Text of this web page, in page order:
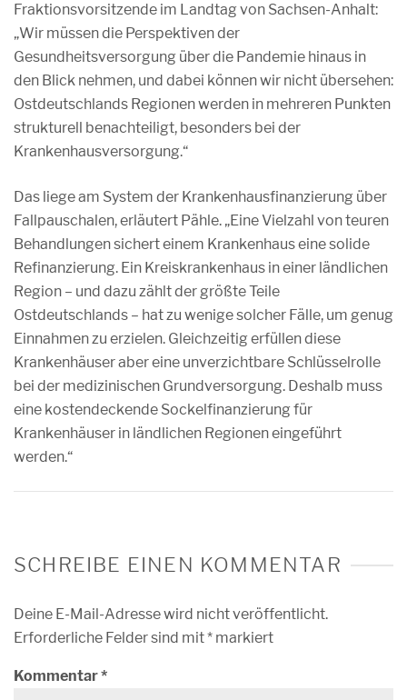
Fraktionsvorsitzende im Landtag von Sachsen-Anhalt:
„Wir müssen die Perspektiven der
Gesundheitsversorgung über die Pandemie hinaus in
den Blick nehmen, und dabei können wir nicht übersehen:
Ostdeutschlands Regionen werden in mehreren Punkten
strukturell benachteiligt, besonders bei der
Krankenhausversorgung.“
Das liege am System der Krankenhausfinanzierung über
Fallpauschalen, erläutert Pähle. „Eine Vielzahl von teuren
Behandlungen sichert einem Krankenhaus eine solide
Refinanzierung. Ein Kreiskrankenhaus in einer ländlichen
Region – und dazu zählt der größte Teile
Ostdeutschlands – hat zu wenige solcher Fälle, um genug
Einnahmen zu erzielen. Gleichzeitig erfüllen diese
Krankenhäuser aber eine unverzichtbare Schlüsselrolle
bei der medizinischen Grundversorgung. Deshalb muss
eine kostendeckende Sockelfinanzierung für
Krankenhäuser in ländlichen Regionen eingeführt
werden.“
SCHREIBE EINEN KOMMENTAR
Deine E-Mail-Adresse wird nicht veröffentlicht.
Erforderliche Felder sind mit* markiert
Kommentar*